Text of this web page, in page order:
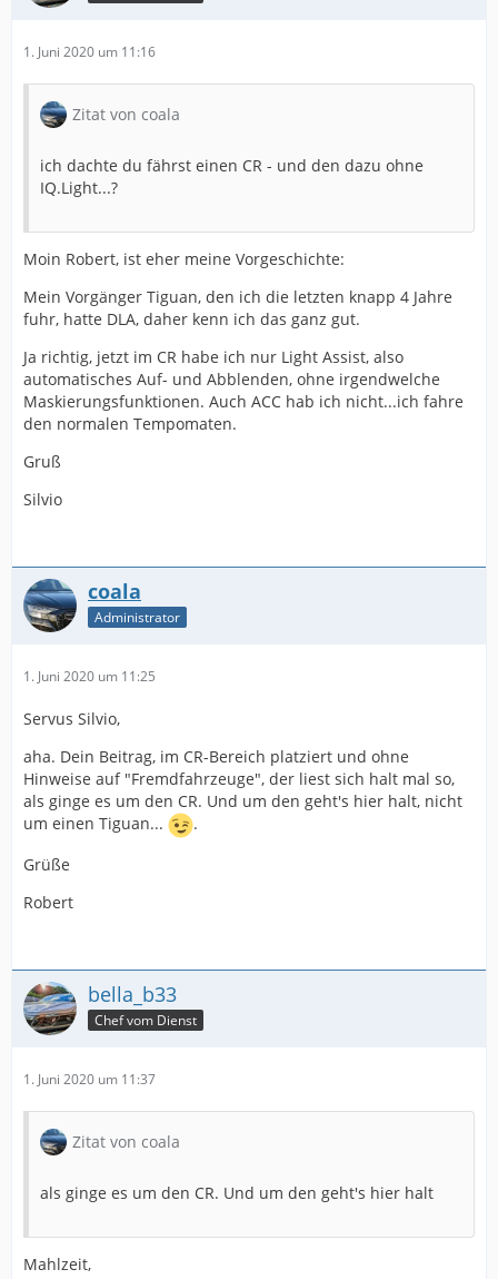
1. Juni 2020 um 11:16
Zitat von coala
ich dachte du fährst einen CR - und den dazu ohne
IQ.Light...?
Moin Robert, ist eher meine Vorgeschichte:
Mein Vorgänger Tiguan, den ich die letzten knapp 4 Jahre
fuhr, hatte DLA, daher kenn ich das ganz gut.
Ja richtig, jetzt im CR habe ich nur Light Assist, also
automatisches Auf- und Abblenden, ohne irgendwelche
Maskierungsfunktionen. Auch ACC hab ich nicht...ich fahre
den normalen Tempomaten.
Gruß
Silvio
coala
Administrator
1. Juni 2020 um 11:25
Servus Silvio,
aha. Dein Beitrag, im CR-Bereich platziert und ohne
Hinweise auf "Fremdfahrzeuge", der liest sich halt mal so,
als ginge es um den CR. Und um den geht's hier halt, nicht
um einen Tiguan...
.
Grüße
Robert
bella_b33
Chef vom Dienst
1. Juni 2020 um 11:37
Zitat von coala
als ginge es um den CR. Und um den geht's hier halt
Mahlzeit,